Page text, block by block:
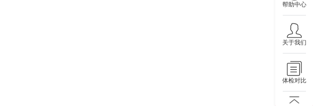
帮助中心
关于我们
体检对比